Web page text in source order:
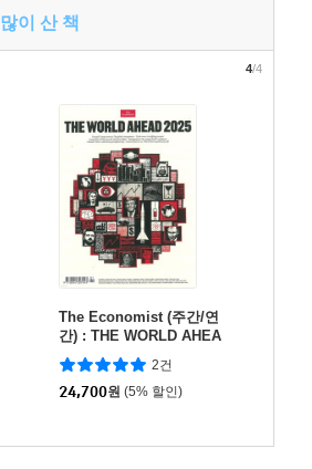
많이 산 책
The Economist (주간/연
간) : THE WORLD AHEA
D 2025
2건
24,700원 (5% 할인)
4/4